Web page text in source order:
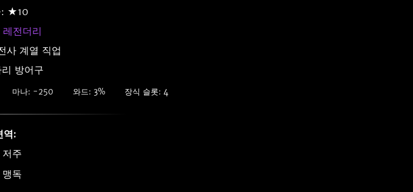
: ★10
레전더리
사 계열 직업
방어구
마나: -250 와드: 3% 장식 슬롯: 4
역:
저주
맹독